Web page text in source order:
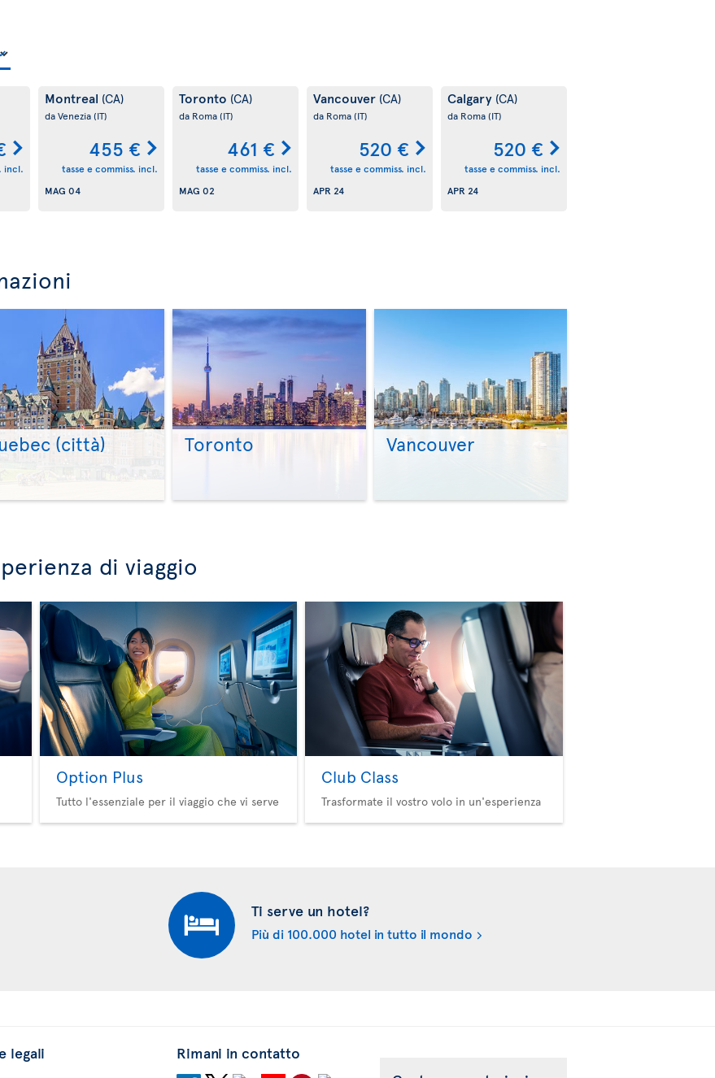
incl.
Montreal (CA)
da Venezia(IT)
455 €
tasse e commiss. incl.
MAG 04
Toronto (CA)
da Roma(IT)
461 €
tasse e commiss. incl.
MAG 02
Vancouver (CA)
da Roma(IT)
520 €
tasse e commiss. incl.
APR 24
Calgary (CA)
da Roma(IT)
520 €
tasse e commiss. incl.
APR 24
(città) Toronto Vancouver
di viaggio
Option Plus
Tutto l'essenziale per il viaggio che vi serve
Club Class
Trasformate il vostro volo in un'esperienza
Ti serve un hotel?
Più di 100.000 hotel in tutto il mondo
legali
Rimani in contatto